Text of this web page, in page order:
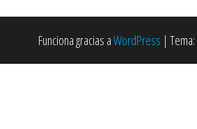
Funciona gracias aWordPress | Tema: